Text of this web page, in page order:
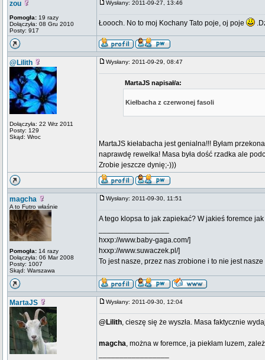
zou
Pomogła: 19 razy
Dołączyła: 08 Gru 2010
Posty: 917
Wysłany: 2011-09-27, 13:46
Łoooch. No to moj Kochany Tato poje, oj poje
@Lilith
Dołączyła: 22 Wrz 2011
Posty: 129
Skąd: Wroc
Wysłany: 2011-09-29, 08:47
MartaJS napisał/a:
Kiełbacha z czerwonej fasoli
MartaJS kiełabacha jest genialna!!! Byłam
naprawdę rewelka! Masa była dość rzadka ale
Zrobie jeszcze dynię;-)))
magcha
A to Futro właśnie
Pomogła: 14 razy
Dołączyła: 06 Mar 2008
Posty: 1007
Skąd: Warszawa
Wysłany: 2011-09-30, 11:51
A tego klopsa to jak zapiekać? W jakieś foremce
hxxp://www.baby-gaga.com/]
hxxp://www.suwaczek.pl/]
To jest nasze, przez nas zrobione i to nie jest nasze
MartaJS Wysłany: 2011-09-30, 12:04
@Lilith, cieszę się że wyszła. Masa faktycznie
magcha, można w foremce, ja piekłam luzem,